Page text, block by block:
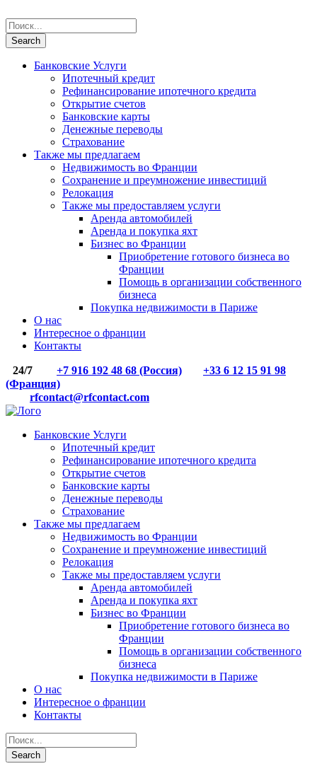
Банковские Услуги
Ипотечный кредит
Рефинансирование ипотечного кредита
Открытие счетов
Банковские карты
Денежные переводы
Страхование
Также мы предлагаем
Недвижимость во Франции
Сохранение и преумножение инвестиций
Релокация
Также мы предоставляем услуги
Аренда автомобилей
Аренда и покупка яхт
Бизнес во Франции
Приобретение готового бизнеса во
Франции
Помощь в организации собственного
бизнеса
Покупка недвижимости в Париже
О нас
Интересное о франции
Контакты
24/7 +7 916 192 48 68 (Россия)
+33 6 12 15 91 98
(Франция)
rfcontact@rfcontact.com
Банковские Услуги
Ипотечный кредит
Рефинансирование ипотечного кредита
Открытие счетов
Банковские карты
Денежные переводы
Страхование
Также мы предлагаем
Недвижимость во Франции
Сохранение и преумножение инвестиций
Релокация
Также мы предоставляем услуги
Аренда автомобилей
Аренда и покупка яхт
Бизнес во Франции
Приобретение готового бизнеса во
Франции
Помощь в организации собственного
бизнеса
Покупка недвижимости в Париже
О нас
Интересное о франции
Контакты